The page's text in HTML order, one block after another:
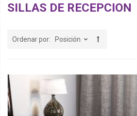
SILLAS DE RECEPCION
Ordenar por